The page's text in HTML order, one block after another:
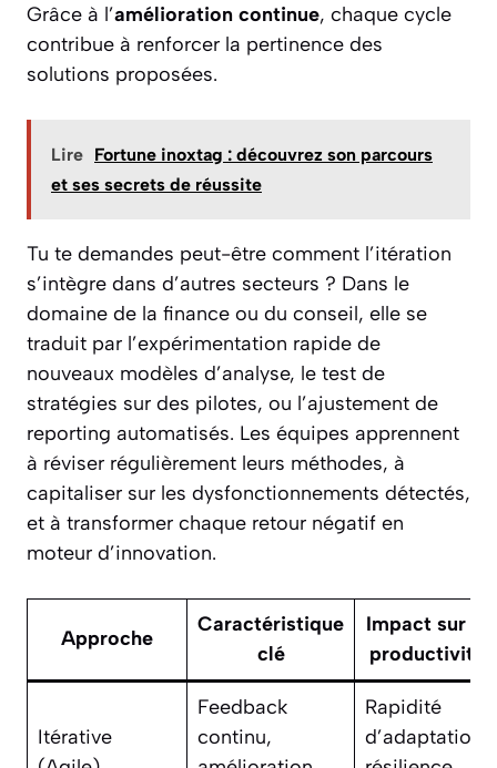
Grâce à l’amélioration continue, chaque cycle
contribue à renforcer la pertinence des
solutions proposées.
Lire Fortune inoxtag : découvrez son parcours
et ses secrets de réussite
Tu te demandes peut-être comment l’itération
s’intègre dans d’autres secteurs ? Dans le
domaine de la finance ou du conseil, elle se
traduit par l’expérimentation rapide de
nouveaux modèles d’analyse, le test de
stratégies sur des pilotes, ou l’ajustement de
reporting automatisés. Les équipes apprennent
à réviser régulièrement leurs méthodes, à
capitaliser sur les dysfonctionnements détectés,
et à transformer chaque retour négatif en
moteur d’innovation.
Approche
Caractéristique
clé
Impact sur la
productivité
Itérative
Feedback
continu,
Rapidité
d’adaptation,